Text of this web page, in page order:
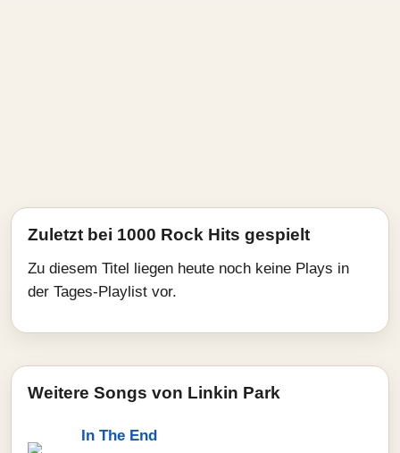
Zuletzt bei 1000 Rock Hits gespielt
Zu diesem Titel liegen heute noch keine Plays in
der Tages-Playlist vor.
Weitere Songs von Linkin Park
In The End